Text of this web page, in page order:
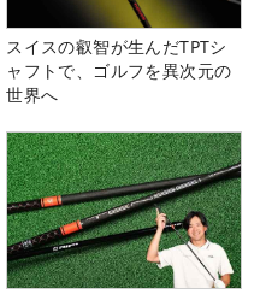
スイスの叡智が生んだTPTシ
ャフトで、ゴルフを異次元の
世界へ